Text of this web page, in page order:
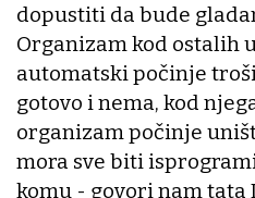
dopustiti da bude
Organizam kod ostalih
automatski počinje
gotovo i nema, kod
organizam počinje
mora sve biti
komu - govori nam tata